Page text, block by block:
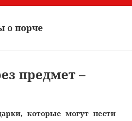
о порче
предмет –
которые могут нести